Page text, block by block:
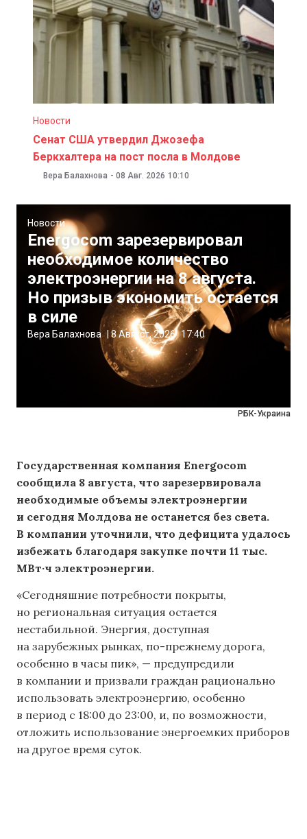
Новости
Сенат США утвердил Джозефа
Беркхалтера на пост посла в Молдове
Вера Балахнова - 08 Авг. 2026 10:10
РБК-Украина
Новости
Energocom зарезервировал
необходимое количество
электроэнергии на 8 августа.
Но призыв экономить остается
в силе
Вера Балахнова 8 Август, 2026 17:40
Государственная компания Energocom
сообщила 8 августа, что зарезервировала
необходимые объемы электроэнергии
и сегодня Молдова не останется без света.
В компании уточнили, что дефицита удалось
избежать благодаря закупке почти 11 тыс.
МВт·ч электроэнергии.
«Сегодняшние потребности покрыты,
но региональная ситуация остается
нестабильной. Энергия, доступная
на зарубежных рынках, по-прежнему дорога,
особенно в часы пик», — предупредили
в компании и призвали граждан рационально
использовать электроэнергию, особенно
в период с 18:00 до 23:00, и, по возможности,
отложить использование энергоемких приборов
на другое время суток.